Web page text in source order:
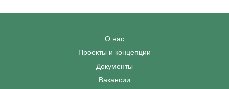
О нас
Проекты и концепции
Документы
Вакансии